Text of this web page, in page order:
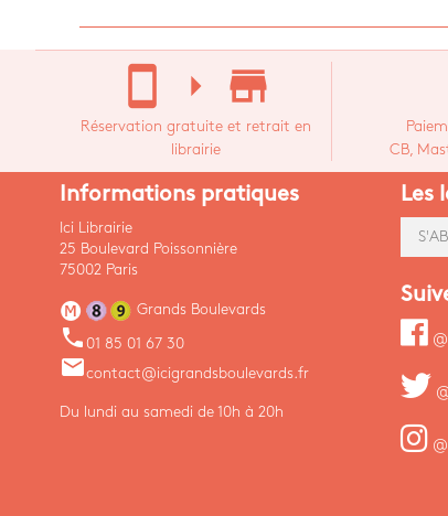
stay_current_portrait arrow_right store_mall_directory
Réservation gratuite et retrait en
librairie
CB,
Informations pratiques
Ici Librairie
25 Boulevard Poissonnière
75002 Paris
Grands Boulevards
phone 01 85 01 67 30
emailcontact@icigrandsboulevards.fr
Du lundi au samedi de 10h à 20h
Les